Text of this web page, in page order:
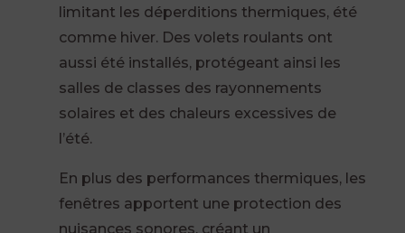
limitant les déperditions thermiques, été
comme hiver. Des volets roulants ont
aussi été installés, protégeant ainsi les
salles de classes des rayonnements
solaires et des chaleurs excessives de
l’été.
En plus des performances thermiques, les
fenêtres apportent une protection des
nuisances sonores, créant un